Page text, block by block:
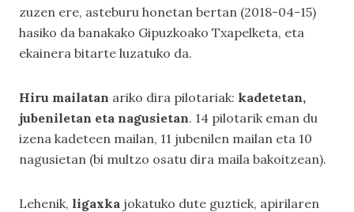
zuzen ere, asteburu honetan bertan (2018-04-15)
hasiko da banakako Gipuzkoako Txapelketa, eta
ekainera bitarte luzatuko da.
Hiru mailatan ariko dira pilotariak: kadetetan,
jubeniletan eta nagusietan. 14 pilotarik eman du
izena kadeteen mailan, 11 jubenilen mailan eta 10
nagusietan (bi multzo osatu dira maila bakoitzean).
Lehenik, ligaxka jokatuko dute guztiek, apirilaren